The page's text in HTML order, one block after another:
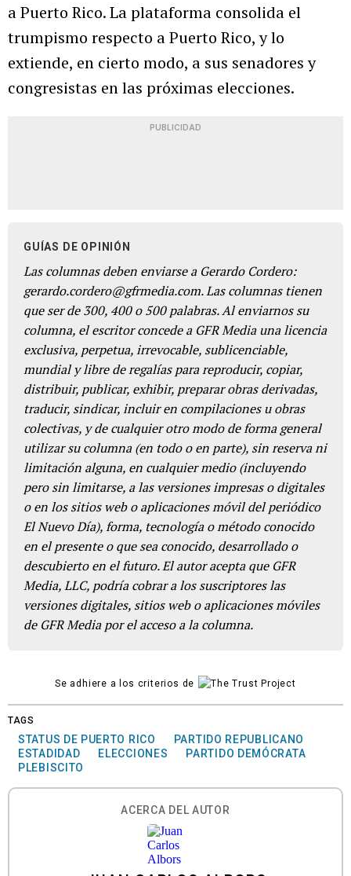
a Puerto Rico. La plataforma consolida el
trumpismo respecto a Puerto Rico, y lo
extiende, en cierto modo, a sus senadores y
congresistas en las próximas elecciones.
PUBLICIDAD
GUÍAS DE OPINIÓN
Las columnas deben enviarse a Gerardo Cordero:
gerardo.cordero@gfrmedia.com. Las columnas tienen
que ser de 300, 400 o 500 palabras. Al enviarnos su
columna, el escritor concede a GFR Media una licencia
exclusiva, perpetua, irrevocable, sublicenciable,
mundial y libre de regalías para reproducir, copiar,
distribuir, publicar, exhibir, preparar obras derivadas,
traducir, sindicar, incluir en compilaciones u obras
colectivas, y de cualquier otro modo de forma general
utilizar su columna (en todo o en parte), sin reserva ni
limitación alguna, en cualquier medio (incluyendo
pero sin limitarse, a las versiones impresas o digitales
o en los sitios web o aplicaciones móvil del periódico
El Nuevo Día), forma, tecnología o método conocido
en el presente o que sea conocido, desarrollado o
descubierto en el futuro. El autor acepta que GFR
Media, LLC, podría cobrar a los suscriptores las
versiones digitales, sitios web o aplicaciones móviles
de GFR Media por el acceso a la columna.
Se adhiere a los criterios de
TAGS
STATUS DE PUERTO RICO
PARTIDO REPUBLICANO
ESTADIDAD
ELECCIONES
PARTIDO DEMÓCRATA
PLEBISCITO
ACERCA DEL AUTOR